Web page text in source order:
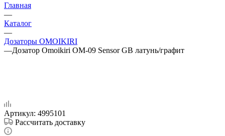
Главная
—
Каталог
—
Дозаторы OMOIKIRI
—Дозатор Omoikiri OM-09 Sensor GB латунь/графит
Артикул: 4995101
Рассчитать доставку